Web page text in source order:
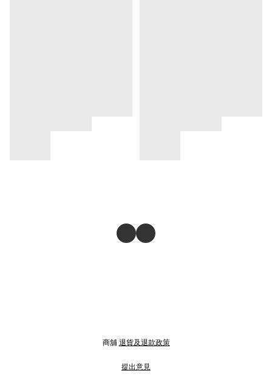
商舖 退貨及退款政策
提出意見